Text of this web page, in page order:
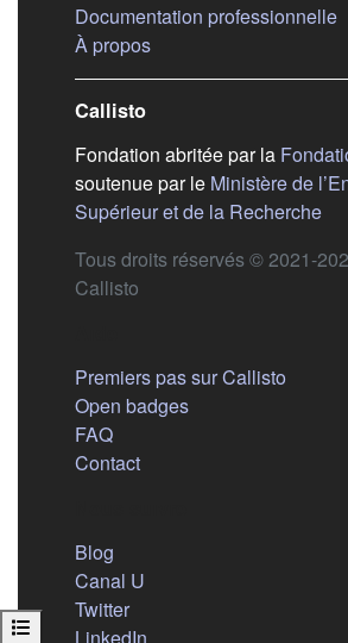
Ouvrir l’index du cours
Documentation professionnelle
À propos(s'ouvre dans un nouvel
Callisto
Fondation abritée par la
soutenue par le Ministère de
Supérieur et de la Recherche
Tous droits réservés © 2021-
Callisto
Premiers pas sur Callisto
Open badges
FAQ
Contact
Blog
Canal U
Twitter(s'ouvre dans un nouvel